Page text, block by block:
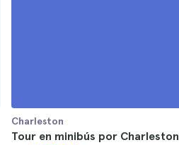
Charleston
Tour en minibús por Charleston